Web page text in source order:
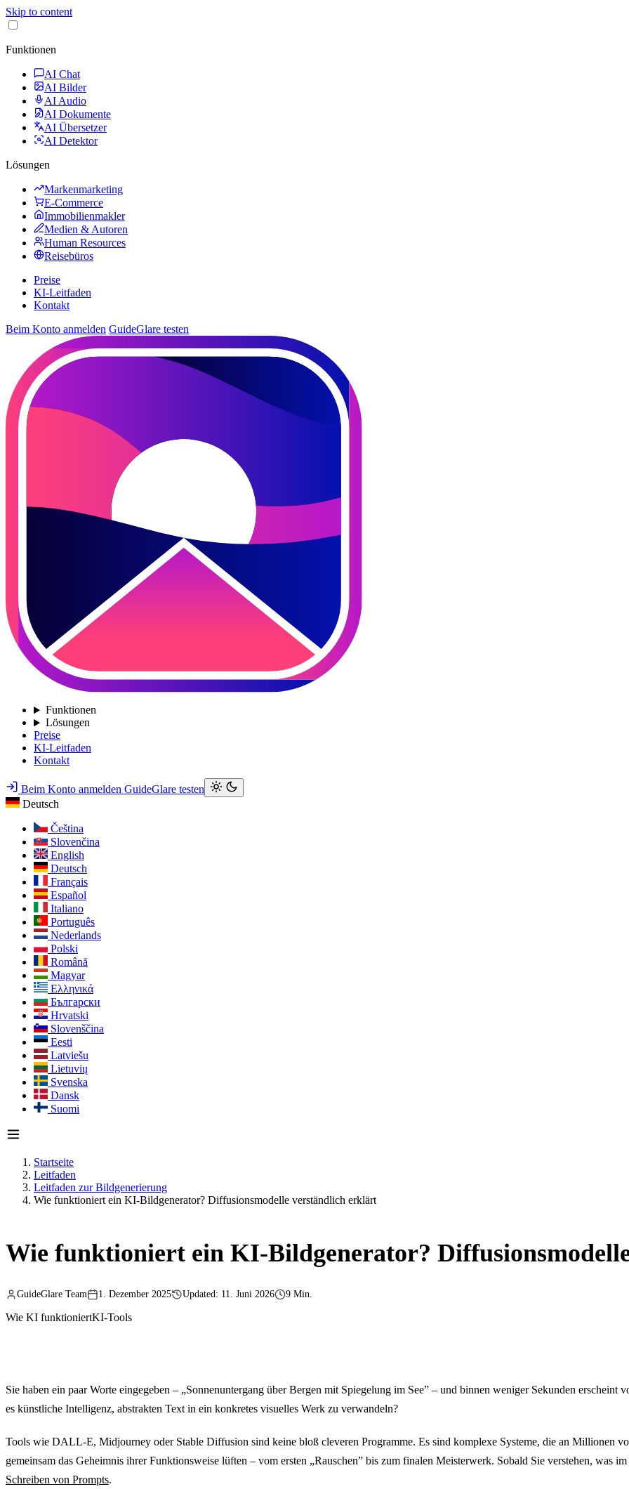
Skip to content
Funktionen
AI Chat
AI Bilder
AI Audio
AI Dokumente
AI Übersetzer
AI Detektor
Lösungen
Markenmarketing
E-Commerce
Immobilienmakler
Medien & Autoren
Human Resources
Reisebüros
Preise
KI-Leitfaden
Kontakt
Beim Konto anmelden GuideGlare testen
Funktionen
Lösungen
Preise
KI-Leitfaden
Kontakt
Beim Konto anmelden GuideGlare testen
Deutsch
Čeština
Slovenčina
English
Deutsch
Français
Español
Italiano
Português
Nederlands
Polski
Română
Magyar
Ελληνικά
Български
Hrvatski
Slovenščina
Eesti
Latviešu
Lietuvių
Svenska
Dansk
Suomi
Startseite
Leitfaden
Leitfaden zur Bildgenerierung
Wie funktioniert ein KI-Bildgenerator? Diffusionsmodelle verständlich erklärt
Wie funktioniert ein KI-Bildgenerator?
GuideGlare Team 1. Dezember 2025 Updated: 11. Juni 2026 9 Min.
Wie KI funktioniertKI-Tools
Sie haben ein paar Worte eingegeben – „Sonnenuntergang über Bergen mit Spiegelung im See” – und binnen weniger Sekunden
es künstliche Intelligenz, abstrakten Text in ein konkretes visuelles Werk zu verwandeln?
Tools wie DALL-E, Midjourney oder Stable Diffusion sind keine bloß cleveren Programme. Es sind komplexe Systeme, die an Millionen
gemeinsam das Geheimnis ihrer Funktionsweise lüften – vom ersten „Rauschen” bis zum finalen Meisterwerk. Sobald Sie verstehen, was
Schreiben von Prompts.